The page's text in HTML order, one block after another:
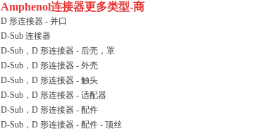
Amphenol连接器更多类型-商
D 形连接器 - 并口
D-Sub 连接器
D-Sub，D 形连接器 - 后壳，罩
D-Sub，D 形连接器 - 外壳
D-Sub，D 形连接器 - 触头
D-Sub，D 形连接器 - 适配器
D-Sub，D 形连接器 - 配件
D-Sub，D 形连接器 - 配件 - 顶丝